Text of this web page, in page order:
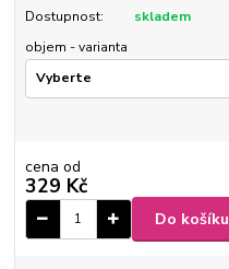
Dostupnost:
skladem
objem - varianta
cena od
329 Kč
Do košíku